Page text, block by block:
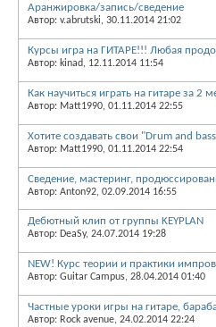
Аранжировка/запись/сведение
Автор: v.abrutski, 30.11.2014 21:02
Курсы игра на ГИТАРЕ!!! Любая
Автор: kinad, 12.11.2014 11:54
Как научиться играть на гитаре за 2
Автор: Matt1990, 01.11.2014 22:55
Хотите создавать свои "Drum and
Автор: Matt1990, 01.11.2014 22:54
Сведение, мастеринг,
Автор: Anton92, 02.09.2014 16:55
Дебютный клип от группы KEYPLAN
Автор: DeaSy, 24.07.2014 19:28
NEW! Курс теории и практики
Автор: Guitar Campus, 28.04.2014 01:40
Частные уроки игры на гитаре,
Автор: Rock avenue, 24.02.2014 22:24